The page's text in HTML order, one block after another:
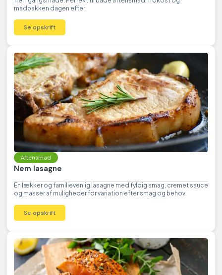
madpakken dagen efter.
Se opskrift
Aftensmad
Nem lasagne
En lækker og familievenlig lasagne med fyldig smag, cremet sauce
og masser af muligheder for variation efter smag og behov.
Se opskrift